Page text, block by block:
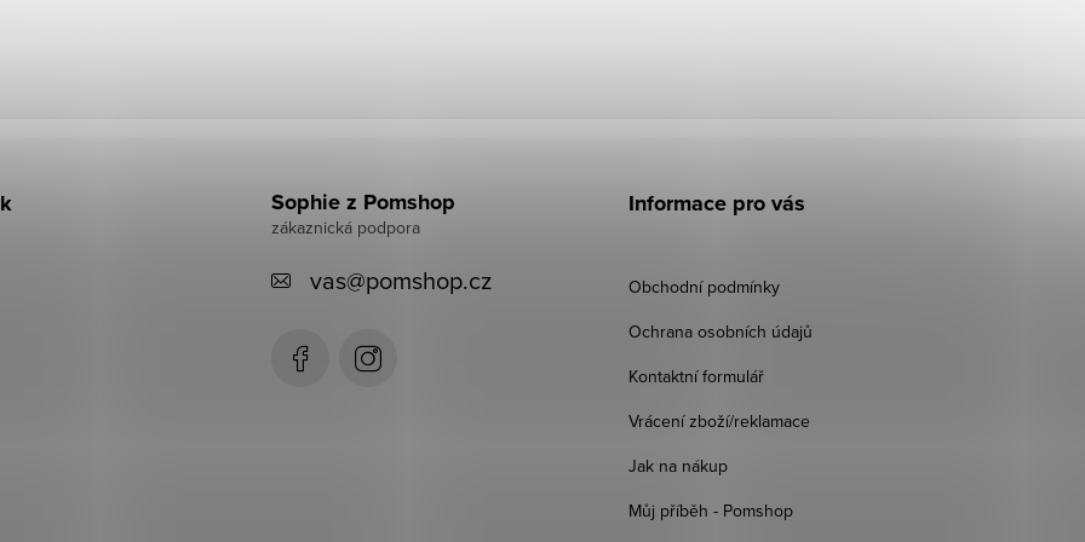
Sophie z Pomshop
vas@pomshop.cz
Informace pro vás
Obchodní podmínky
Ochrana osobních údajů
Kontaktní formulář
Vrácení zboží/reklamace
Jak na nákup
Můj příběh - Pomshop